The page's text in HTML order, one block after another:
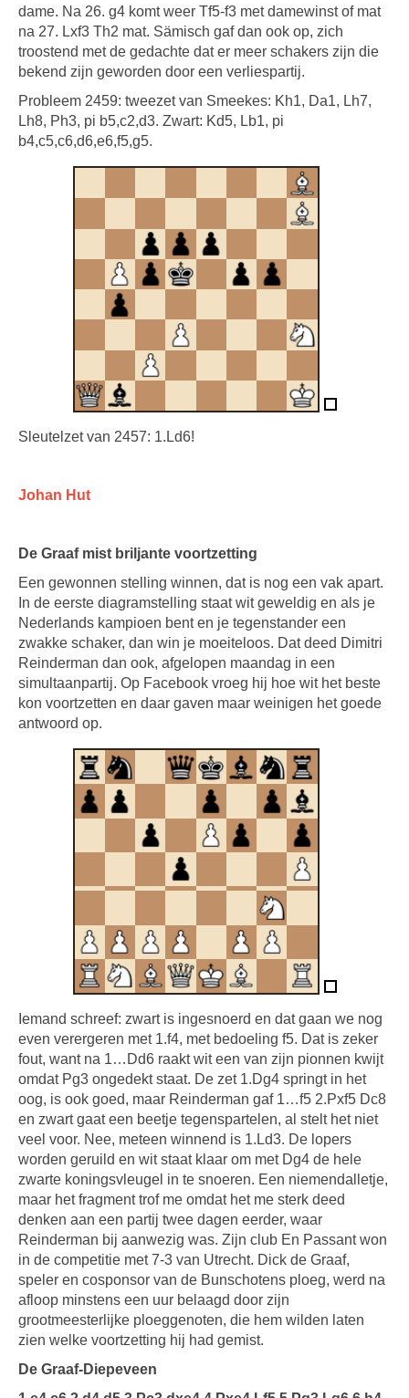
dame. Na 26. g4 komt weer Tf5-f3 met damewinst of mat
na 27. Lxf3 Th2 mat. Sämisch gaf dan ook op, zich
troostend met de gedachte dat er meer schakers zijn die
bekend zijn geworden door een verliespartij.
Probleem 2459: tweezet van Smeekes: Kh1, Da1, Lh7,
Lh8, Ph3, pi b5,c2,d3. Zwart: Kd5, Lb1, pi
b4,c5,c6,d6,e6,f5,g5.
Sleutelzet van 2457: 1.Ld6!
Johan Hut
De Graaf mist briljante voortzetting
Een gewonnen stelling winnen, dat is nog een vak apart.
In de eerste diagramstelling staat wit geweldig en als je
Nederlands kampioen bent en je tegenstander een
zwakke schaker, dan win je moeiteloos. Dat deed Dimitri
Reinderman dan ook, afgelopen maandag in een
simultaanpartij. Op Facebook vroeg hij hoe wit het beste
kon voortzetten en daar gaven maar weinigen het goede
antwoord op.
Iemand schreef: zwart is ingesnoerd en dat gaan we nog
even verergeren met 1.f4, met bedoeling f5. Dat is zeker
fout, want na 1…Dd6 raakt wit een van zijn pionnen kwijt
omdat Pg3 ongedekt staat. De zet 1.Dg4 springt in het
oog, is ook goed, maar Reinderman gaf 1…f5 2.Pxf5 Dc8
en zwart gaat een beetje tegenspartelen, al stelt het niet
veel voor. Nee, meteen winnend is 1.Ld3. De lopers
worden geruild en wit staat klaar om met Dg4 de hele
zwarte koningsvleugel in te snoeren. Een niemendalletje,
maar het fragment trof me omdat het me sterk deed
denken aan een partij twee dagen eerder, waar
Reinderman bij aanwezig was. Zijn club En Passant won
in de competitie met 7-3 van Utrecht. Dick de Graaf,
speler en cosponsor van de Bunschotens ploeg, werd na
afloop minstens een uur belaagd door zijn
grootmeesterlijke ploeggenoten, die hem wilden laten
zien welke voortzetting hij had gemist.
De Graaf-Diepeveen